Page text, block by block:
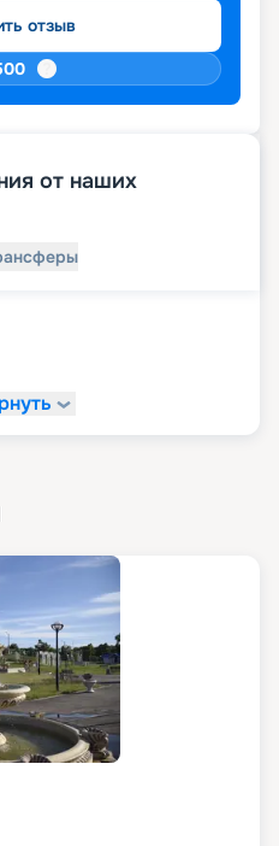
отзыв
от наших